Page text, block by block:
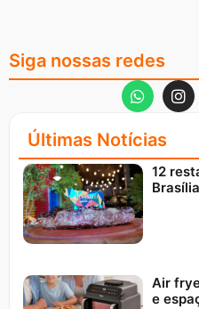
Siga nossas redes
Últimas Notícias
12
Air
e